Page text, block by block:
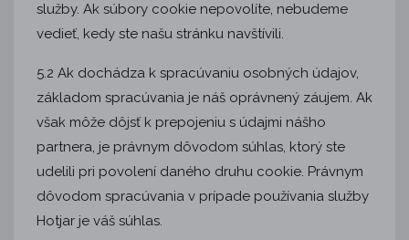
služby. Ak súbory cookie nepovolíte, nebudeme
vedieť, kedy ste našu stránku navštívili.
5.2 Ak dochádza k spracúvaniu osobných údajov,
základom spracúvania je náš oprávnený záujem. Ak
však môže dôjsť k prepojeniu s údajmi nášho
partnera, je právnym dôvodom súhlas, ktorý ste
udelili pri povolení daného druhu cookie. Právnym
dôvodom spracúvania v prípade používania služby
Hotjar je váš súhlas.